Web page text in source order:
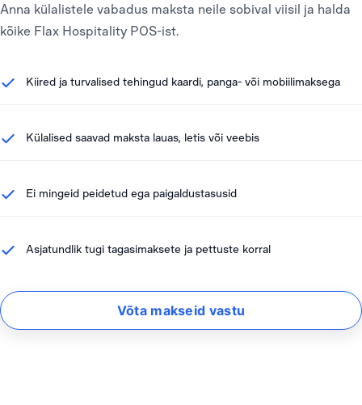
Anna külalistele vabadus maksta neile sobival viisil ja halda
kõike Flax Hospitality POS-ist.
Kiired ja turvalised tehingud kaardi, panga- või mobiilimaksega
Külalised saavad maksta lauas, letis või veebis
Ei mingeid peidetud ega paigaldustasusid
Asjatundlik tugi tagasimaksete ja pettuste korral
Võta makseid vastu